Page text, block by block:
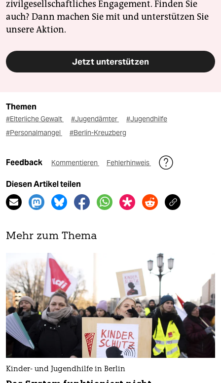
zivilgesellschaftliches Engagement. Finden Sie
auch? Dann machen Sie mit und unterstützen Sie
unsere Aktion.
Jetzt unterstützen
Themen
#Elterliche Gewalt #Jugendämter
#Jugendhilfe
#Personalmangel
#Berlin-Kreuzberg
Feedback Kommentieren Fehlerhinweis
Diesen Artikel teilen
Mehr zum Thema
Kinder- und Jugendhilfe in Berlin